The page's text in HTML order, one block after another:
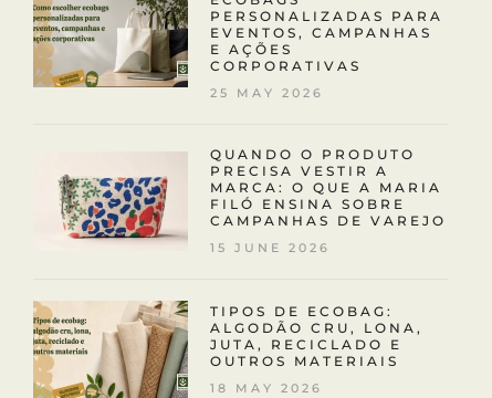
PERSONALIZADAS PARA
EVENTOS, CAMPANHAS
E AÇÕES
CORPORATIVAS
25 MAY 2026
QUANDO O PRODUTO
PRECISA VESTIR A
MARCA: O QUE A MARIA
FILÓ ENSINA SOBRE
CAMPANHAS DE VAREJO
15 JUNE 2026
TIPOS DE ECOBAG:
ALGODÃO CRU, LONA,
JUTA, RECICLADO E
OUTROS MATERIAIS
18 MAY 2026